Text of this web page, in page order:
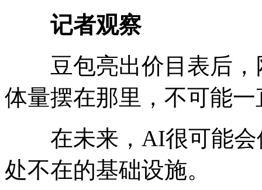
记者观察
豆包亮出价目表后，
体量摆在那里，不可能
在未来，AI很可能会
处不在的基础设施。